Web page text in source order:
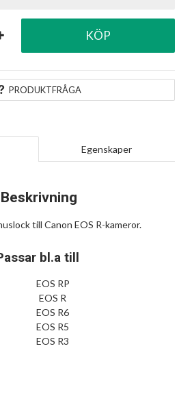
PRODUKTFRÅGA
KÖP
Egenskaper
Beskrivning
till Canon EOS R-kameror.
bl.a till
EOS RP
EOS R
EOS R6
EOS R5
EOS R3